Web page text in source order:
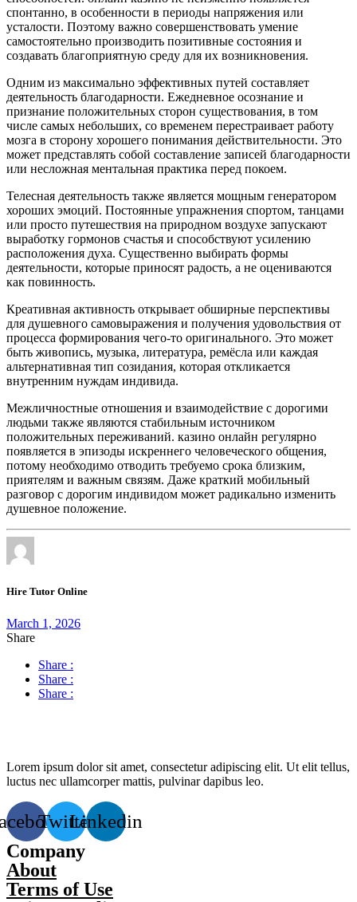
спонтанно, в особенности в периоды напряжения или
усталости. Поэтому важно совершенствовать умение
самостоятельно производить позитивные состояния и
создавать благоприятную среду для их возникновения.
Одним из максимально эффективных путей составляет
деятельность благодарности. Ежедневное осознание и
признание положительных сторон существования, в том
числе самых небольших, со временем перестраивает работу
мозга в сторону хорошего понимания действительности. Это
может представлять собой составление записей благодарности
или несложная ментальная практика перед покоем.
Телесная деятельность также является мощным генератором
хороших эмоций. Постоянные упражнения спортом, танцами
или просто путешествия на природном воздухе запускают
выработку гормонов счастья и способствуют усилению
расположения духа. Существенно выбирать формы
деятельности, которые приносят радость, а не оцениваются
как повинность.
Креативная активность открывает обширные перспективы
для душевного самовыражения и получения удовольствия от
процесса формирования чего-то оригинального. Это может
быть живопись, музыка, литература, ремёсла или каждая
альтернативная тип созидания, которая откликается
внутренним нуждам индивида.
Межличностные отношения и взаимодействие с дорогими
людьми также являются стабильным источником
положительных переживаний. казино онлайн регулярно
появляется в эпизоды искреннего человеческого общения,
потому необходимо отводить требуемо срока близким,
приятелям и важным связям. Даже краткий мобильный
разговор с дорогим индивидом может радикально изменить
душевное положение.
Hire Tutor Online
March 1, 2026
Share
Share :
Share :
Share :
Lorem ipsum dolor sit amet, consectetur adipiscing elit. Ut elit tellus,
luctus nec ullamcorper mattis, pulvinar dapibus leo.
TwitterLinkedin
Company
About
Terms of Use